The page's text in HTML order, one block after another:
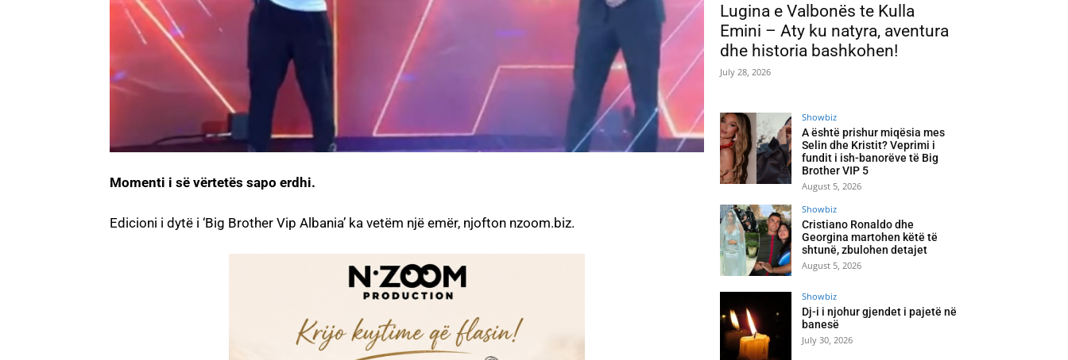
Momenti i së vërtetës sapo erdhi.
Edicioni i dytë i ‘Big Brother Vip Albania’ ka vetëm një emër, njofton nzoom.biz.
Lugina e Valbonës te Kulla
Emini – Aty ku natyra, aventura
dhe historia bashkohen!
July 28, 2026
Showbiz
A është prishur miqësia mes
Selin dhe Kristit? Veprimi i
fundit i ish-banorëve të Big
Brother VIP 5
August 5, 2026
Showbiz
Cristiano Ronaldo dhe
Georgina martohen këtë të
shtunë, zbulohen detajet
August 5, 2026
Showbiz
Dj-i i njohur gjendet i pajetë në
banesë
July 30, 2026